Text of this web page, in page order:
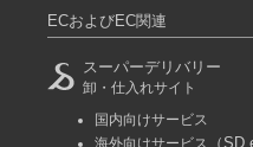
ECおよびEC関連
スーパーデリバリー
卸・仕入れサイト
国内向けサービス
海外向けサービス
（SD